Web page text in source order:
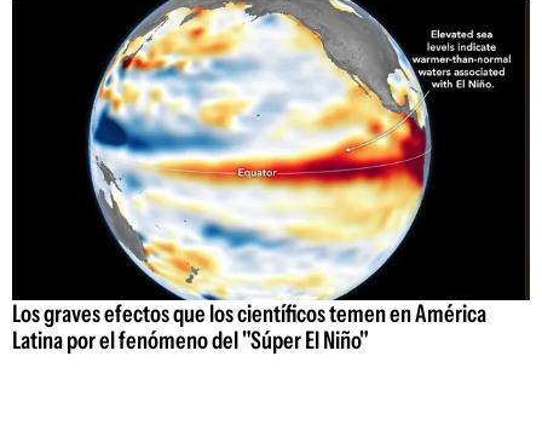
Los graves efectos que los científicos temen en América
Latina por el fenómeno del "Súper El Niño"